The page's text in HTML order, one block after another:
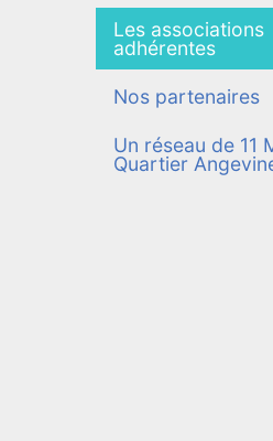
Les associations
adhérentes
Nos partenaires
Un réseau de 11
Quartier